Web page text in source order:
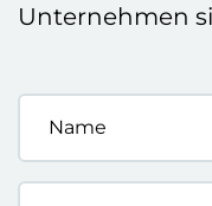
Unternehmen
Name
Unternehmen